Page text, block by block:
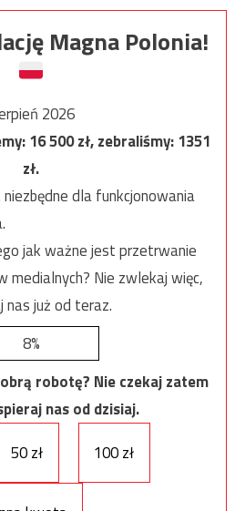
Magna Polonia!
2026
16 500zł, zebraliśmy:1351
zł.
dla funkcjonowania
jak ważne jest przetrwanie
medialnych? Nie zwlekaj więc,
nas już od teraz.
8%
robotę? Nie czekaj zatem
nas od dzisiaj.
50 zł 100 zł